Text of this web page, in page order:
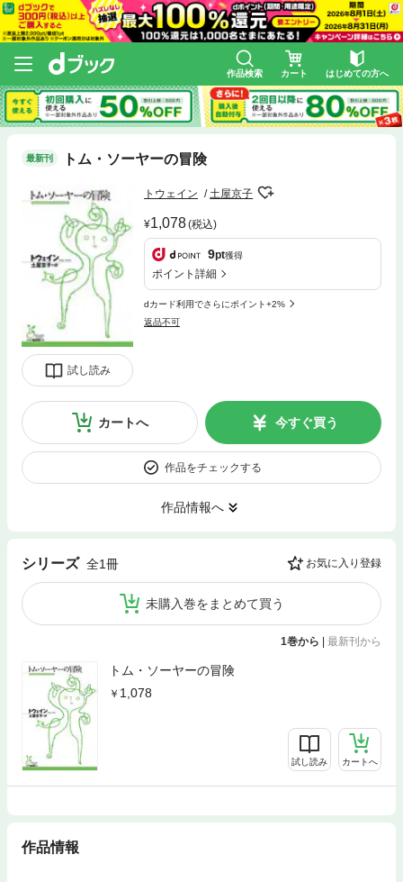
作品検索 カート はじめての方へ
最新刊 トム・ソーヤーの冒険
試し読み
トウェイン 土屋京子
1,078(税込)
9pt獲得
ポイント詳細
dカード利用でさらにポイント+2%
返品不可
カートへ 今すぐ買う
作品をチェックする
作品情報へ
シリーズ 全1冊 お気に入り登録
未購入巻をまとめて買う
1巻から | 最新刊から
トム・ソーヤーの冒険
1,078
試し読み カートへ
作品情報